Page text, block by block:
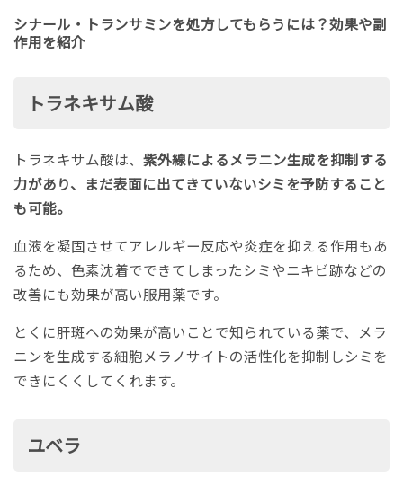
シナール・トランサミンを処方してもらうには？効果や副
作用を紹介
トラネキサム酸
トラネキサム酸は、 紫外線によるメラニン生成を抑制する
力があり、まだ表面に出てきていないシミを予防すること
も可能。
血液を凝固させてアレルギー反応や炎症を抑える作用もあ
るため、色素沈着でできてしまったシミやニキビ跡などの
改善にも効果が高い服用薬です。
とくに肝斑への効果が高いことで知られている薬で、メラ
ニンを生成する細胞メラノサイトの活性化を抑制しシミを
できにくくしてくれます。
ユベラ